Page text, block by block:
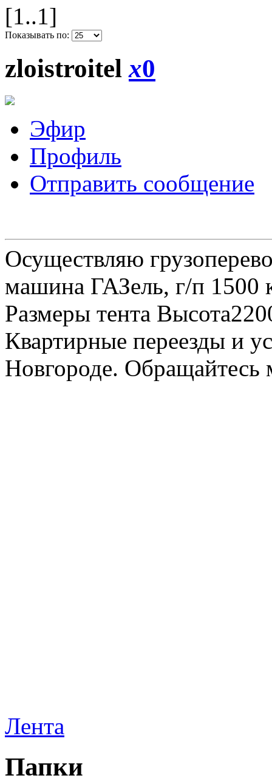
[1..1]
Показывать по:
zloistroitelx0
Эфир
Профиль
Отправить сообщение
Осуществляю
машина ГАЗель, г/п 1500
Размеры тента
Квартирные переезды и
Новгороде.
Лента
Папки